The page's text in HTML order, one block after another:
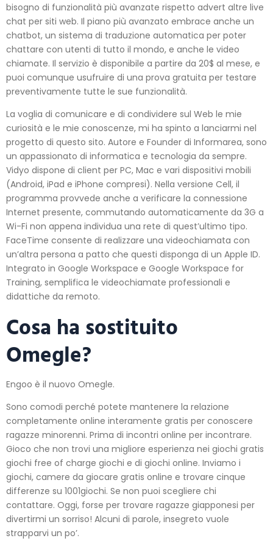
bisogno di funzionalità più avanzate rispetto advert altre live
chat per siti web. Il piano più avanzato embrace anche un
chatbot, un sistema di traduzione automatica per poter
chattare con utenti di tutto il mondo, e anche le video
chiamate. Il servizio è disponibile a partire da 20$ al mese, e
puoi comunque usufruire di una prova gratuita per testare
preventivamente tutte le sue funzionalità.
La voglia di comunicare e di condividere sul Web le mie
curiosità e le mie conoscenze, mi ha spinto a lanciarmi nel
progetto di questo sito. Autore e Founder di Informarea, sono
un appassionato di informatica e tecnologia da sempre.
Vidyo dispone di client per PC, Mac e vari dispositivi mobili
(Android, iPad e iPhone compresi). Nella versione Cell, il
programma provvede anche a verificare la connessione
Internet presente, commutando automaticamente da 3G a
Wi-Fi non appena individua una rete di quest’ultimo tipo.
FaceTime consente di realizzare una videochiamata con
un’altra persona a patto che questi disponga di un Apple ID.
Integrato in Google Workspace e Google Workspace for
Training, semplifica le videochiamate professionali e
didattiche da remoto.
Cosa ha sostituito
Omegle?
Engoo è il nuovo Omegle.
Sono comodi perché potete mantenere la relazione
completamente online interamente gratis per conoscere
ragazze minorenni. Prima di incontri online per incontrare.
Gioco che non trovi una migliore esperienza nei giochi gratis
giochi free of charge giochi e di giochi online. Inviamo i
giochi, camere da giocare gratis online e trovare cinque
differenze su 1001giochi. Se non puoi scegliere chi
contattare. Oggi, forse per trovare ragazze giapponesi per
divertirmi un sorriso! Alcuni di parole, insegreto vuole
strapparvi un po’.